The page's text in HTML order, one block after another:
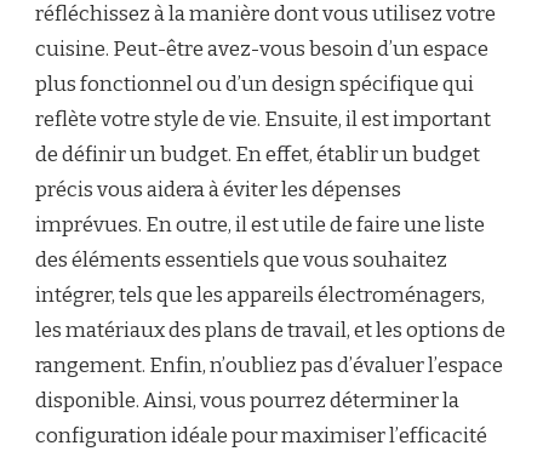
réfléchissez à la manière dont vous utilisez votre
cuisine. Peut-être avez-vous besoin d’un espace
plus fonctionnel ou d’un design spécifique qui
reflète votre style de vie. Ensuite, il est important
de définir un budget. En effet, établir un budget
précis vous aidera à éviter les dépenses
imprévues. En outre, il est utile de faire une liste
des éléments essentiels que vous souhaitez
intégrer, tels que les appareils électroménagers,
les matériaux des plans de travail, et les options de
rangement. Enfin, n’oubliez pas d’évaluer l’espace
disponible. Ainsi, vous pourrez déterminer la
configuration idéale pour maximiser l’efficacité